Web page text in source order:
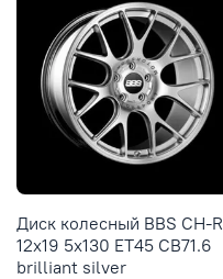
Диск колесный BBS CH-R
12x19 5x130 ET45 CB71.6
brilliant silver